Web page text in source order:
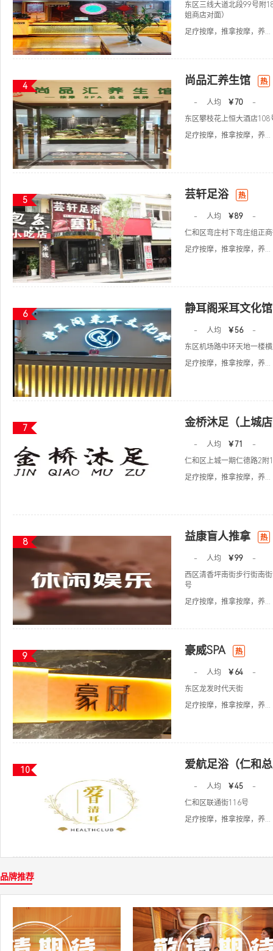
东区三线大道北段99号附
姐商店对面）
足疗按摩，推拿按摩，养...
4 尚品汇养生馆 热
- 人均 ￥70
-
东区攀枝花上恒大酒店108
足疗按摩，推拿按摩，养...
5 芸轩足浴 热
- 人均 ￥89
-
仁和区弯庄村下弯庄组正
足疗按摩，推拿按摩，养...
6 静耳阁采耳文化馆
- 人均 ￥56
-
东区机场路中环天地一楼
足疗按摩，推拿按摩，养...
7 金桥沐足（上城
- 人均 ￥71
-
仁和区上城一期仁德路2附
足疗按摩，推拿按摩，养...
8 益康盲人推拿 热
- 人均 ￥99
-
西区清香坪南街步行街南
号
足疗按摩，推拿按摩，养...
9 豪威SPA 热
- 人均 ￥64
-
东区龙发时代天街
足疗按摩，推拿按摩，养...
10 爱航足浴（仁和
- 人均 ￥45
-
仁和区联通街116号
足疗按摩，推拿按摩，养...
品牌推荐